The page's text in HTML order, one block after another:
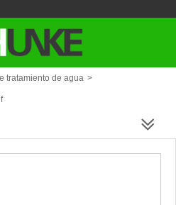
tratamiento de agua >